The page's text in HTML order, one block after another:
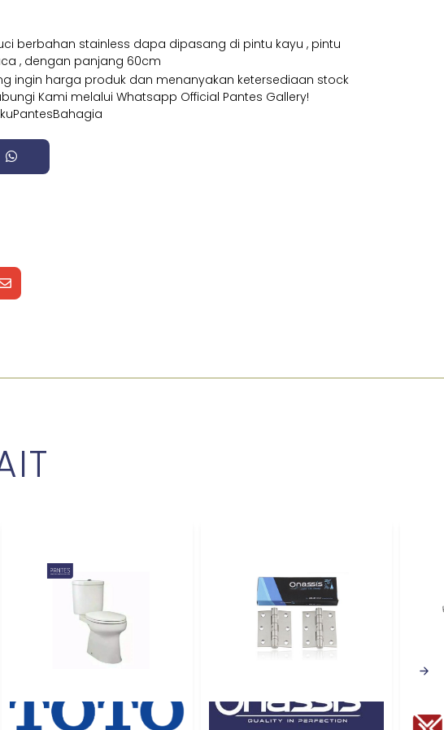
berbahan stainless dapa dipasang di pintu kayu , pintu
, dengan panjang 60cm
ingin harga produk dan menanyakan ketersediaan stock
Kami melalui Whatsapp Official Pantes Gallery!
LinkedIn
Share on Mail